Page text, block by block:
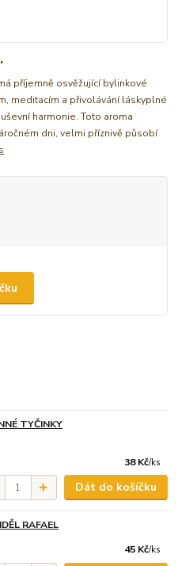
příjemně osvěžující bylinkové
meditacím a přivolávání láskyplné
harmonie. Toto aroma
dni, velmi příznivě působí
TYČINKY
38 Kč/ks
Dát do košíčku
RAFAEL
45 Kč/ks